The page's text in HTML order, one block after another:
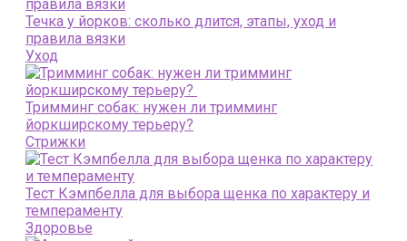
Течка у йорков: сколько длится, этапы, уход и
правила вязки
Уход
Тримминг собак: нужен ли тримминг
йоркширскому терьеру?
Стрижки
Тест Кэмпбелла для выбора щенка по характеру и
темпераменту
Здоровье